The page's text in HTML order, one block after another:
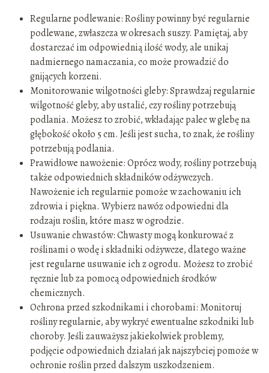
Regularne podlewanie: Rośliny powinny być regularnie
podlewane, zwłaszcza w okresach suszy. Pamiętaj, aby
dostarczać im odpowiednią ilość wody, ale unikaj
nadmiernego namaczania, co może prowadzić do
gnijących korzeni.
Monitorowanie wilgotności gleby: Sprawdzaj regularnie
wilgotność gleby, aby ustalić, czy rośliny potrzebują
podlania. Możesz to zrobić, wkładając palec w glebę na
głębokość około 5 cm. Jeśli jest sucha, to znak, że rośliny
potrzebują podlania.
Prawidłowe nawożenie: Oprócz wody, rośliny potrzebują
także odpowiednich składników odżywczych.
Nawożenie ich regularnie pomoże w zachowaniu ich
zdrowia i piękna. Wybierz nawóz odpowiedni dla
rodzaju roślin, które masz w ogrodzie.
Usuwanie chwastów: Chwasty mogą konkurować z
roślinami o wodę i składniki odżywcze, dlatego ważne
jest regularne usuwanie ich z ogrodu. Możesz to zrobić
ręcznie lub za pomocą odpowiednich środków
chemicznych.
Ochrona przed szkodnikami i chorobami: Monitoruj
rośliny regularnie, aby wykryć ewentualne szkodniki lub
choroby. Jeśli zauważysz jakiekolwiek problemy,
podjęcie odpowiednich działań jak najszybciej pomoże w
ochronie roślin przed dalszym uszkodzeniem.